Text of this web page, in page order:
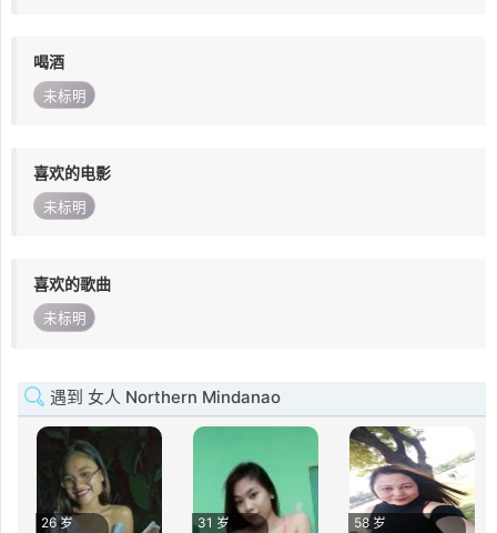
喝酒
未标明
喜欢的电影
未标明
喜欢的歌曲
未标明
遇到 女人 Northern Mindanao
26 岁
31 岁
58 岁